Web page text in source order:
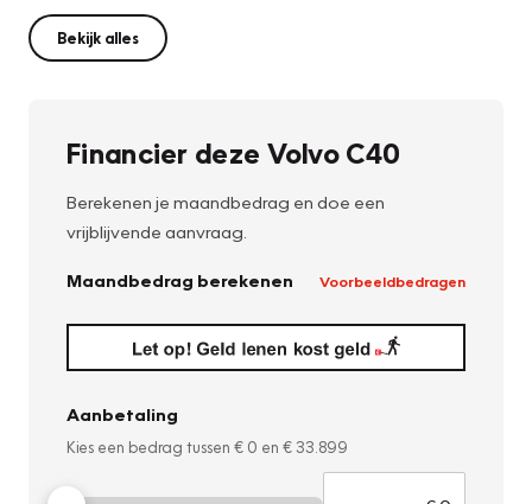
Bekijk alles
Financier deze Volvo C40
Berekenen je maandbedrag en doe een
vrijblijvende aanvraag.
Maandbedrag berekenen Voorbeeldbedragen
Aanbetaling
Kies een bedrag tussen € 0 en € 33.899